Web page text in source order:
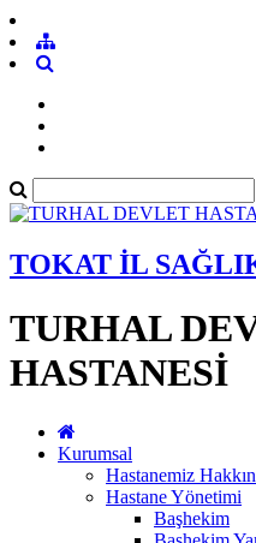
TOKAT İL
TURHAL
HASTANESİ
Kurumsal
Hastanemiz
Hastane Yönetimi
Başhekim